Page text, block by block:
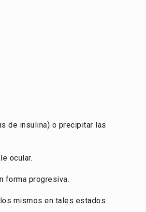
de insulina) o precipitar las
ocular.
forma progresiva.
mismos en tales estados.